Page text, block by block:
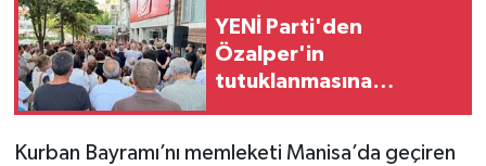
YENİ Parti'den
Özalper'in
tutuklanmasına
Kurban Bayramı’nı memleketi Manisa’da geçiren